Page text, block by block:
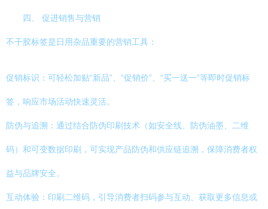
四、 促进销售与营销
不干胶标签是日用杂品重要的营销工具：
促销标识：可轻松加贴“新品”、“促销价”、“买一送一”等即时促销标
签，响应市场活动快速灵活。
防伪与追溯：通过结合防伪印刷技术（如安全线、防伪油墨、二维
码）和可变数据印刷，可实现产品防伪和供应链追溯，保障消费者权
益与品牌安全。
互动体验：印刷二维码，引导消费者扫码参与互动、获取更多信息或